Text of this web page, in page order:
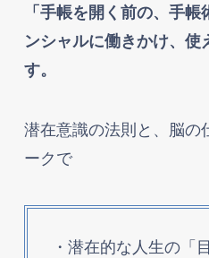
「手帳を開く前の、手
ンシャルに働きかけ、使
す。
潜在意識の法則と、脳の
ークで
・潜在的な人生の「